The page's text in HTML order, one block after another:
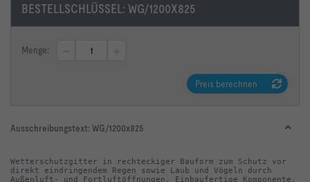
BESTELLSCHLÜSSEL: WG/1200X825
Menge:
Preis berechnen
Ausschreibungstext: WG/1200x825
Wetterschutzgitter in rechteckiger Bauform zum Schutz vor
direkt eindringendem Regen sowie Laub und Vögeln durch
Außenluft- und Fortluftöffnungen. Einbaufertige Komponente,